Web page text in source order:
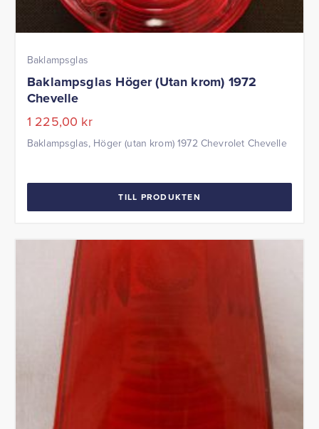
Baklampsglas
Baklampsglas Höger (Utan krom) 1972
Chevelle
1 225,00 kr
Baklampsglas, Höger (utan krom) 1972 Chevrolet Chevelle
TILL PRODUKTEN